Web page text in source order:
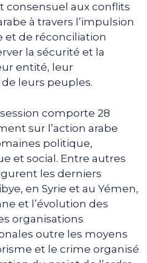
aux conflits
à travers l’impulsion
et de réconciliation
la sécurité et la
entité, leur
leurs peuples.
comporte 28
sur l’action arabe
politique,
et social. Entre autres
les derniers
en Syrie et au Yémen,
et l’évolution des
organisations
outre les moyens
et le crime organisé